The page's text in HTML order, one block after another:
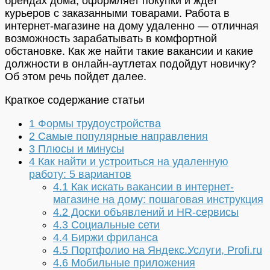
курьеров с заказанными товарами. Работа в
интернет-магазине на дому удаленно — отличная
возможность зарабатывать в комфортной
обстановке. Как же найти такие вакансии и какие
должности в онлайн-аутлетах подойдут новичку?
Об этом речь пойдет далее.
Краткое содержание статьи
1 Формы трудоустройства
2 Самые популярные направления
3 Плюсы и минусы
4 Как найти и устроиться на удаленную
работу: 5 вариантов
4.1 Как искать вакансии в интернет-
магазине на дому: пошаговая инструкция
4.2 Доски объявлений и HR-сервисы
4.3 Социальные сети
4.4 Биржи фриланса
4.5 Портфолио на Яндекс.Услуги, Profi.ru
4.6 Мобильные приложения